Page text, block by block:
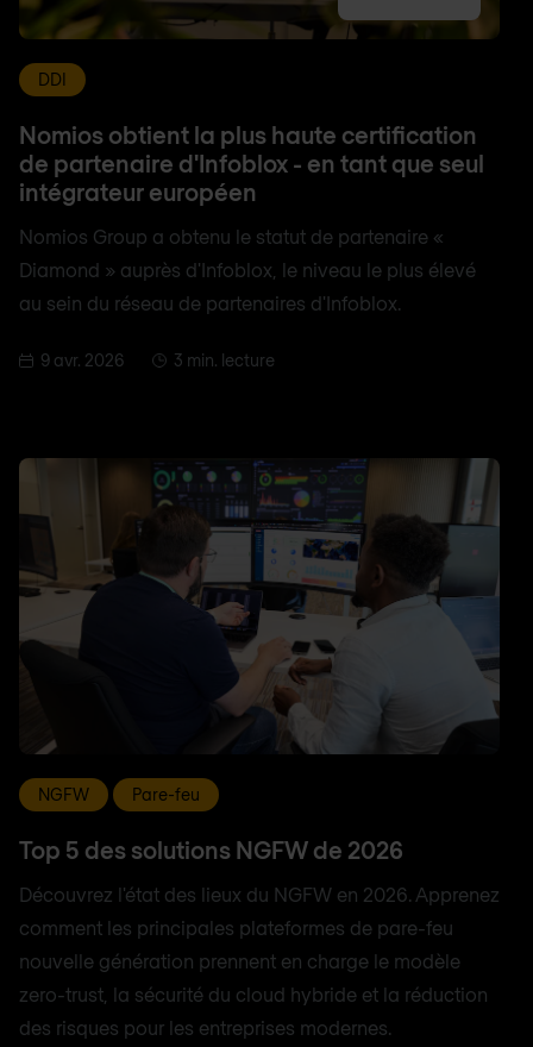
DDI
Nomios obtient la plus haute certification
de partenaire d'Infoblox - en tant que seul
intégrateur européen
Nomios Group a obtenu le statut de partenaire «
Diamond » auprès d'Infoblox, le niveau le plus élevé
au sein du réseau de partenaires d'Infoblox.
9 avr. 2026 3 min. lecture
NGFW Pare-feu
Top 5 des solutions NGFW de 2026
Découvrez l'état des lieux du NGFW en 2026. Apprenez
comment les principales plateformes de pare-feu
nouvelle génération prennent en charge le modèle
zero-trust, la sécurité du cloud hybride et la réduction
des risques pour les entreprises modernes.